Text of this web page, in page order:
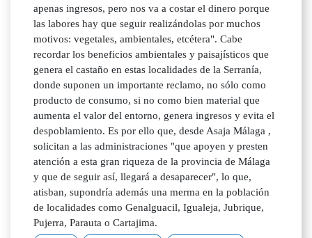
apenas ingresos, pero nos va a costar el dinero porque
las labores hay que seguir realizándolas por muchos
motivos: vegetales, ambientales, etcétera". Cabe
recordar los beneficios ambientales y paisajísticos que
genera el castaño en estas localidades de la Serranía,
donde suponen un importante reclamo, no sólo como
producto de consumo, si no como bien material que
aumenta el valor del entorno, genera ingresos y evita el
despoblamiento. Es por ello que, desde Asaja Málaga ,
solicitan a las administraciones "que apoyen y presten
atención a esta gran riqueza de la provincia de Málaga
y que de seguir así, llegará a desaparecer", lo que,
atisban, supondría además una merma en la población
de localidades como Genalguacil, Igualeja, Jubrique,
Pujerra, Parauta o Cartajima.